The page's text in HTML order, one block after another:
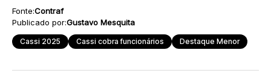
Fonte:Contraf
Publicado por:Gustavo Mesquita
Cassi 2025 Cassi cobra funcionários Destaque Menor